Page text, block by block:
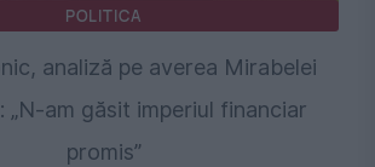
POLITICA
analiză pe averea Mirabelei
„N-am găsit imperiul financiar
promis”